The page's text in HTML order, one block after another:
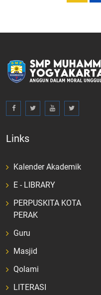
Links
Kalender Akademik
E - LIBRARY
PERPUSKITA KOTA
PERAK
Guru
Masjid
Qolami
LITERASI